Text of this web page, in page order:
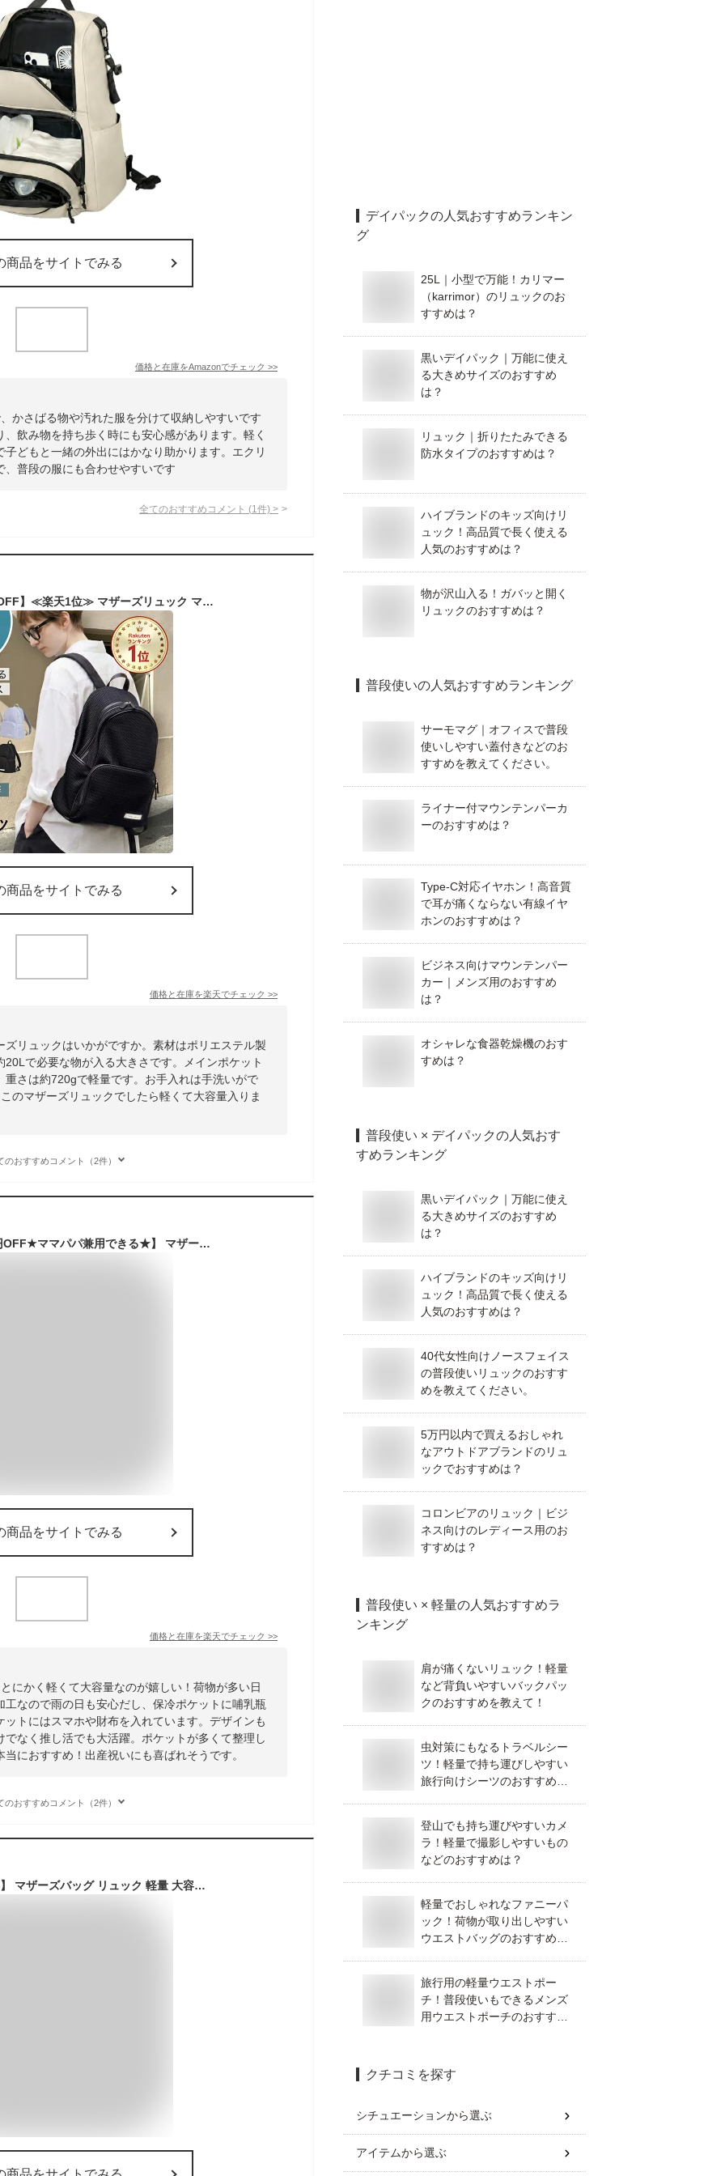
商品をサイトでみる
価格と在庫をAmazonでチェック >>
かさばる物や汚れた服を分けて収納しやすいです
飲み物を持ち歩く時にも安心感があります。軽く
どもと一緒の外出にはかなり助かります。エクリ
普段の服にも合わせやすいです
全てのおすすめコメント (1 件) >
【29日限定MAX50%OFF】≪楽天1位≫ マザーズリュック マザーズバッグ リュック オールシーズン 春夏 ペアレンツバッグ おしゃれ シンプル 軽量 軽い 大容量 多機能 洗える ポケット多い A4 出産祝い ギフト 旅行 保育園 │ qbag paris ネスト ルーブル ペアレンツ
商品をサイトでみる
価格と在庫を楽天でチェック >>
リュックはいかがですか。素材はポリエステル製
で必要な物が入る大きさです。メインポケット
さは約720gで軽量です。お手入れは手洗いがで
のマザーズリュックでしたら軽くて大容量入りま
のおすすめコメント（2件）
【LINEクーポン300円OFF★ママパパ兼用できる★】 マザーズリュック 大容量 軽量 バッグ マザーズバッグ 軽い ママ パパ 哺乳瓶 おしゃれ ママリュック ママバッグ バッグ ポケット 多い 撥水 保冷ポケット 背面ポケット レディース 通勤 ギフト 出産 推し活 オシ活
商品をサイトでみる
価格と在庫を楽天でチェック >>
にかく軽くて大容量なのが嬉しい！荷物が多い日
なので雨の日も安心だし、保冷ポケットに哺乳瓶
トにはスマホや財布を入れています。デザインも
なく推し活でも大活躍。ポケットが多くて整理し
におすすめ！出産祝いにも喜ばれそうです。
のおすすめコメント（2件）
【楽天1位！28冠獲得】 マザーズバッグ リュック 軽量 大容量 大きめ マザーズリュック 哺乳瓶 背面ポケット ママリュック ママバッグ ペアレンツバッグ レディース おしゃれ 撥水 出産祝い プレゼント 出産準備 産後 ママ ギフト 多機能 23L 送料無料
デイパックの人気おすすめランキン
グ
25L｜小型で万能！カリマー
（karrimor）のリュックのお
すすめは？
黒いデイパック｜万能に使え
る大きめサイズのおすすめ
は？
リュック｜折りたたみできる
防水タイプのおすすめは？
ハイブランドのキッズ向けリ
ュック！高品質で長く使える
人気のおすすめは？
物が沢山入る！ガバッと開く
リュックのおすすめは？
普段使いの人気おすすめランキング
サーモマグ｜オフィスで普段
使いしやすい蓋付きなどのお
すすめを教えてください。
ライナー付マウンテンパーカ
ーのおすすめは？
Type-C対応イヤホン！高音質
で耳が痛くならない有線イヤ
ホンのおすすめは？
ビジネス向けマウンテンパー
カー｜メンズ用のおすすめ
は？
オシャレな食器乾燥機のおす
すめは？
普段使い × デイパックの人気おす
すめランキング
黒いデイパック｜万能に使え
る大きめサイズのおすすめ
は？
ハイブランドのキッズ向けリ
ュック！高品質で長く使える
人気のおすすめは？
40代女性向けノースフェイス
の普段使いリュックのおすす
めを教えてください。
5万円以内で買えるおしゃれ
なアウトドアブランドのリュ
ックでおすすめは？
コロンビアのリュック｜ビジ
ネス向けのレディース用のお
すすめは？
普段使い × 軽量の人気おすすめラ
ンキング
肩が痛くないリュック！軽量
など背負いやすいバックパッ
クのおすすめを教えて！
虫対策にもなるトラベルシー
ツ！軽量で持ち運びしやすい
旅行向けシーツのおすすめ
登山でも持ち運びやすいカメ
ラ！軽量で撮影しやすいもの
などのおすすめは？
軽量でおしゃれなファニーパ
ック！荷物が取り出しやすい
ウエストバッグのおすすめ
旅行用の軽量ウエストポー
チ！普段使いもできるメンズ
用ウエストポーチのおすすめ
クチコミを探す
シチュエーションから選ぶ
アイテムから選ぶ